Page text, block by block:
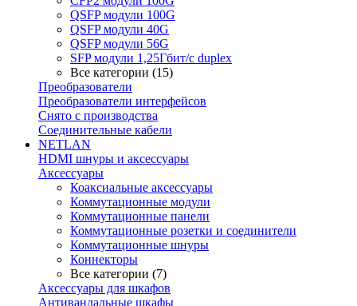
QSFP модули 100G
QSFP модули 40G
QSFP модули 56G
SFP модули 1,25Гбит/с duplex
Все категории (15)
Преобразователи
Преобразователи интерфейсов
Снято с производства
Соединительные кабели
NETLAN
HDMI шнуры и аксессуары
Аксессуары
Коаксиальные аксессуары
Коммутационные модули
Коммутационные панели
Коммутационные розетки и соединители
Коммутационные шнуры
Коннекторы
Все категории (7)
Аксессуары для шкафов
Антивандальные шкафы